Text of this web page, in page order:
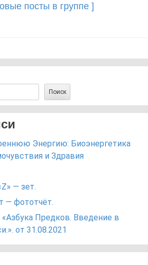
посты в группе ]
Поиск
Энергию: Биоэнергетика
и Здравия
— зет.
— фототчёт.
«Азбука Предков. Введение в
от 31.08.2021